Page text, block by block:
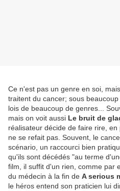
Ce n'est pas un genre en soi,
traitent du cancer; sous
lois de beaucoup de genres...
mais on voit aussi Le bruit de
réalisateur décide de faire rire,
ne se refait pas. Souvent, le
scénario, un raccourci bien
qu'ils sont décédés "au terme
film, il suffit d'un rien, comme par
du médecin à la fin de A serious
le héros entend son praticien lui